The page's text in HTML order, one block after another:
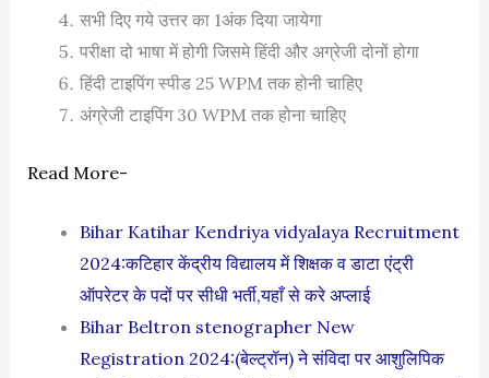
सभी दिए गये उत्तर का 1अंक दिया जायेगा
परीक्षा दो भाषा में होगी जिसमे हिंदी और अग्रेजी दोनों होगा
हिंदी टाइपिंग स्पीड 25 WPM तक होनी चाहिए
अंग्रेजी टाइपिंग 30 WPM तक होना चाहिए
Read More-
Bihar Katihar Kendriya vidyalaya Recruitment
2024:कटिहार केंद्रीय विद्यालय में शिक्षक व डाटा एंट्री
ऑपरेटर के पदों पर सीधी भर्ती,यहाँ से करे अप्लाई
Bihar Beltron stenographer New
Registration 2024:(बेल्ट्रॉन) ने संविदा पर आशुलिपिक